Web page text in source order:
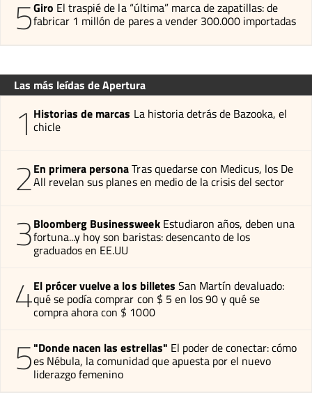
5Giro El traspié de la “última” marca de zapatillas: de
fabricar 1 millón de pares a vender 300.000 importadas
Las más leídas de Apertura
1 Historias de marcas La historia detrás de Bazooka, el
chicle
2En primera personaTras quedarse con Medicus, los De
All revelan sus planes en medio de la crisis del sector
3Bloomberg Businessweek Estudiaron años, deben una
fortuna...y hoy son baristas: desencanto de los
graduados en EE.UU
4El prócer vuelve a los billetes San Martín devaluado:
qué se podía comprar con $ 5 en los 90 y qué se
compra ahora con $ 1000
5"Donde nacen las estrellas" El poder de conectar: cómo
es Nébula, la comunidad que apuesta por el nuevo
liderazgo femenino